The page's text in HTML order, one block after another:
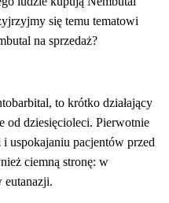
się temu tematowi
na sprzedaż?
to krótko działający
od dziesięcioleci. Pierwotnie
uspokajaniu pacjentów przed
ciemną stronę: w
eutanazji.